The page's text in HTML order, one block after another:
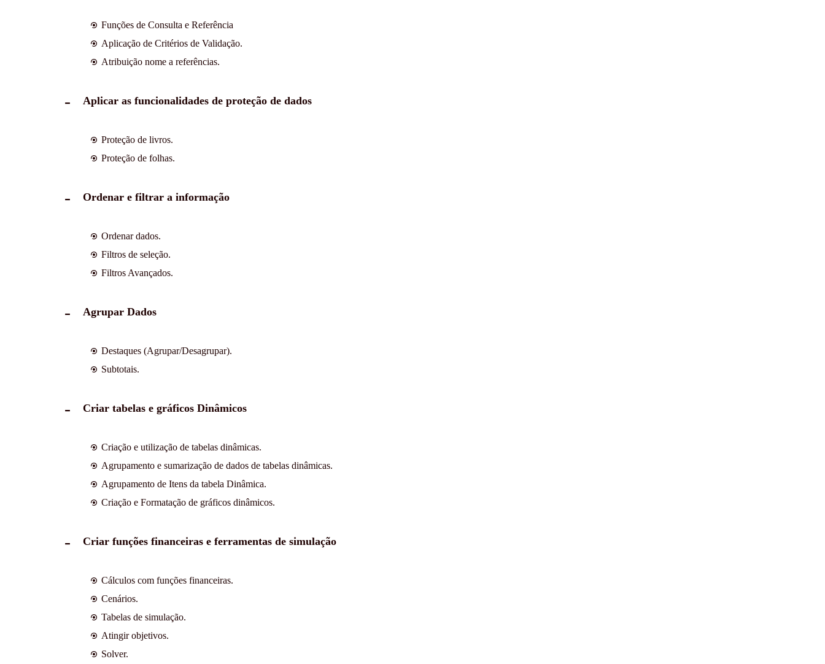
Funções de Consulta e Referência
Aplicação de Critérios de Validação.
Atribuição nome a referências.
Aplicar as funcionalidades de proteção de dados
Proteção de livros.
Proteção de folhas.
Ordenar e filtrar a informação
Ordenar dados.
Filtros de seleção.
Filtros Avançados.
Agrupar Dados
Destaques (Agrupar/Desagrupar).
Subtotais.
Criar tabelas e gráficos Dinâmicos
Criação e utilização de tabelas dinâmicas.
Agrupamento e sumarização de dados de tabelas dinâmicas.
Agrupamento de Itens da tabela Dinâmica.
Criação e Formatação de gráficos dinâmicos.
Criar funções financeiras e ferramentas de simulação
Cálculos com funções financeiras.
Cenários.
Tabelas de simulação.
Atingir objetivos.
Solver.